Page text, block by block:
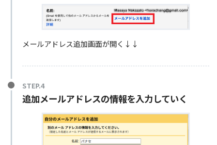
メールアドレス追加画面が開く↓↓
追加メールアドレスの情報を入力していく